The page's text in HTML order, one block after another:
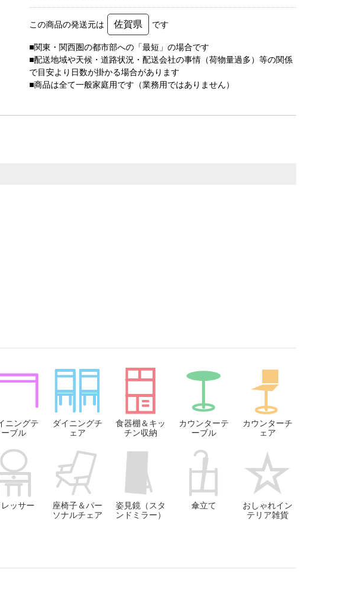
この商品の発送元は 佐賀県 です
■関東・関西圏の都市部への「最短」の場合です
■配送地域や天候・道路状況・配送会社の事情（荷物量過多）等の関係
で目安より日数が掛かる場合があります
■商品は全て一般家庭用です（業務用ではありません）
ニングテ
ーブル
ダイニングチ
ェア
食器棚＆キッ
チン収納
カウンターテ
ーブル
カウンターチ
ェア
レッサー
座椅子＆パー
ソナルチェア
姿見鏡（スタ
ンドミラー）
傘立て
おしゃれイン
テリア雑貨